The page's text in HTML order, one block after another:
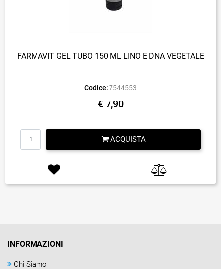
FARMAVIT GEL TUBO 150 ML LINO E DNA VEGETALE
Codice: 7544553
€ 7,90
ACQUISTA
INFORMAZIONI
Chi Siamo